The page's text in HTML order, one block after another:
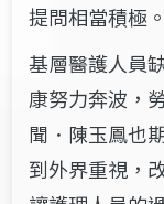
提問相當積極。
基層醫護人員
康努力奔波，
聞．陳玉鳳也
到外界重視，